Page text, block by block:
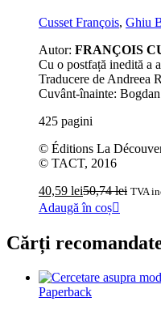
Cusset François, Ghiu
Autor: FRANÇOIS
Cu o postfață inedită a
Traducere de Andreea
Cuvânt-înainte:
425 pagini
© Éditions La
© TACT, 2016
40,59 lei50,74lei TVA
Adaugă în coș
Cărți
Paperback